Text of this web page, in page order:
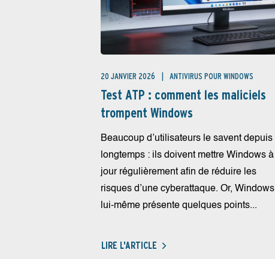
20 JANVIER 2026 ANTIVIRUS POUR WINDOWS
Test ATP : comment les maliciels
trompent Windows
Beaucoup d’utilisateurs le savent depuis
longtemps : ils doivent mettre Windows à
jour régulièrement afin de réduire les
risques d’une cyberattaque. Or, Windows
lui-même présente quelques points...
LIRE L'ARTICLE